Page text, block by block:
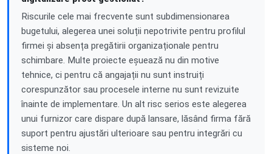
Riscurile cele mai frecvente sunt subdimensionarea
bugetului, alegerea unei soluții nepotrivite pentru profilul
firmei și absența pregătirii organizaționale pentru
schimbare. Multe proiecte eșuează nu din motive
tehnice, ci pentru că angajații nu sunt instruiți
corespunzător sau procesele interne nu sunt revizuite
înainte de implementare. Un alt risc serios este alegerea
unui furnizor care dispare după lansare, lăsând firma fără
suport pentru ajustări ulterioare sau pentru integrări cu
sisteme noi.